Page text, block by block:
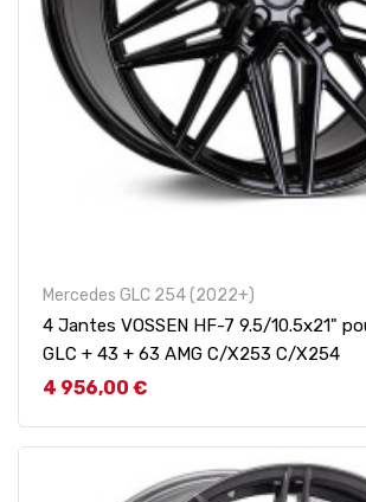
Mercedes GLC 254 (2022+)
4 Jantes VOSSEN HF-7 9.5/10.5x21"
GLC + 43 + 63 AMG C/X253 C/X254
Prix
4 956,00 €